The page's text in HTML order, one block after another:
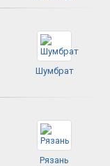
Шумбрат
Рязань